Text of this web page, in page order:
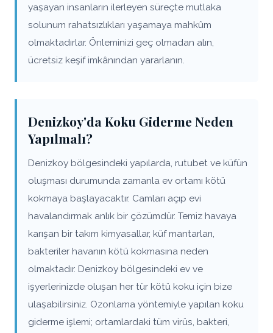
yaşayan insanların ilerleyen süreçte mutlaka
solunum rahatsızlıkları yaşamaya mahkûm
olmaktadırlar. Önleminizi geç olmadan alın,
ücretsiz keşif imkânından yararlanın.
Denizkoy'da Koku Giderme Neden
Yapılmalı?
Denizkoy bölgesindeki yapılarda, rutubet ve küfün
oluşması durumunda zamanla ev ortamı kötü
kokmaya başlayacaktır. Camları açıp evi
havalandırmak anlık bir çözümdür. Temiz havaya
karışan bir takım kimyasallar, küf mantarları,
bakteriler havanın kötü kokmasına neden
olmaktadır. Denizkoy bölgesindeki ev ve
işyerlerinizde oluşan her tür kötü koku için bize
ulaşabilirsiniz. Ozonlama yöntemiyle yapılan koku
giderme işlemi; ortamlardaki tüm virüs, bakteri,